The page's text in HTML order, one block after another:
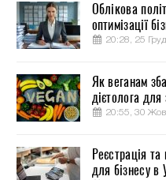
Облікова
оптимізації
20:28, 25
Як веганам
дієтолога для
20:55, 30
Реєстрація
для бізнесу в